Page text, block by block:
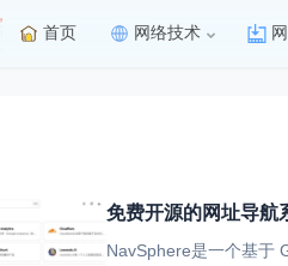
首页 网络技术
免费开源的网址导航
NavSphere是一个基于